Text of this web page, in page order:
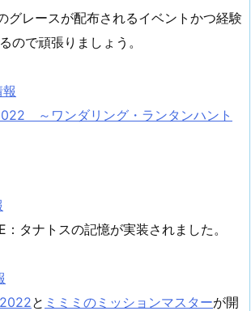
グレースが配布されるイベントかつ経験
ので頑張りましょう。
～ワンダリング・ランタンハント
：タナトスの記憶が実装されました。
と ミミミのミッションマスターが開